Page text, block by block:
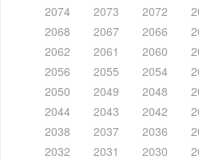
2074
2073 2072
2068
2067 2066
2062
2061 2060
2056
2055 2054
2050
2049 2048
2044
2043 2042
2038
2037 2036
2032
2031 2030